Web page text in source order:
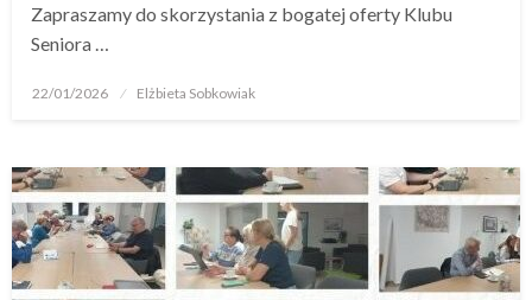
Zapraszamy do skorzystania z bogatej oferty Klubu
Seniora …
22/01/2026 Elżbieta Sobkowiak